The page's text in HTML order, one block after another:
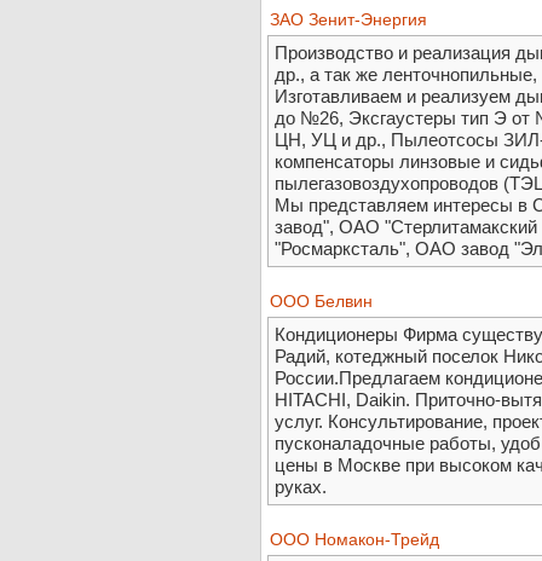
ЗАО Зенит-Энергия
Производство и реализация
др., а так же
Изготавливаем и реализуем
до №26, Эксгаустеры тип Э
ЦН, УЦ и др., Пылеотсосы ЗИЛ-
компенсаторы линзовые и
пылегазовоздухопроводов
Мы представляем интересы в
завод", ОАО
"Росмарксталь", ОАО завод
ООО Белвин
Кондиционеры Фирма
Радий, котеджный поселок
России.Предлагаем
HITACHI, Daikin. Приточно-
услуг. Консультирование,
пусконаладочные работы,
цены в Москве при высоком
руках.
ООО Номакон-Трейд